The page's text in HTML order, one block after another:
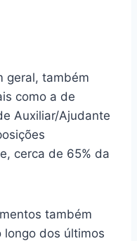
geral, também
como a de
Auxiliar/Ajudante
cerca de 65% da
também
dos últimos